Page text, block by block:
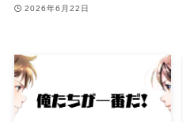
2026年6月22日